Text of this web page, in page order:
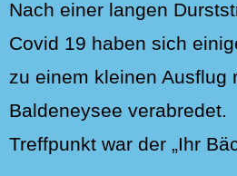
Nach einer langen
Covid 19 haben sich
zu einem kleinen Ausflug
Baldeneysee verabredet.
Treffpunkt war der „Ihr